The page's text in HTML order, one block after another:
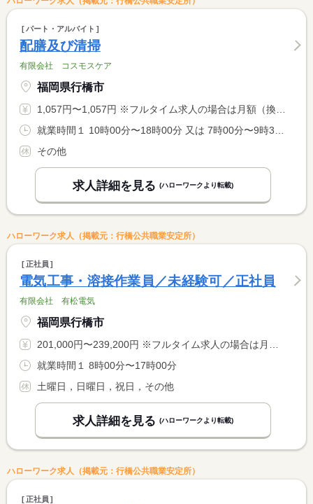
パート・アルバイト
配膳及び清掃
有限会社 コスモスケア
福岡県行橋市
1,057円〜1,057円 ※フルタイム求人の場合は月額（換算額）、パート求人の場合は時間額を表示しています。
その他
求人詳細を見る (ハローワークより転載)
ハローワーク求人（掲載元：行橋公共職業安定所）
正社員
電気工事・溶接作業員／未経験可／正社員
有限会社 有松電気
福岡県行橋市
201,000円〜239,200円 ※フルタイム求人の場合は月額（換算額）、パート求人の場合は時間額を表示しています。
就業時間１ 8時00分〜17時00分
土曜日，日曜日，祝日，その他
求人詳細を見る (ハローワークより転載)
ハローワーク求人（掲載元：行橋公共職業安定所）
正社員